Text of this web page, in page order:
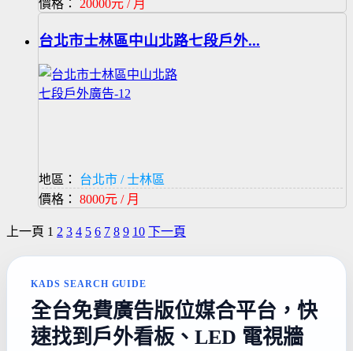
價格： 20000元 / 月
台北市士林區中山北路七段戶外...
地區：
台北市 / 士林區
價格： 8000元 / 月
上一頁 1 2 3 4 5 6 7 8 9 10 下一頁
KADS SEARCH GUIDE
全台免費廣告版位媒合平台，快
速找到戶外看板、LED 電視牆